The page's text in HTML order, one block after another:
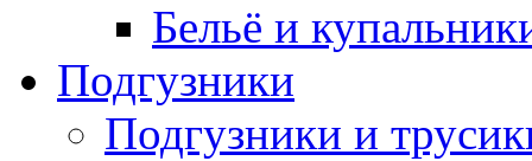
Бельё и
Подгузники
Подгузники и